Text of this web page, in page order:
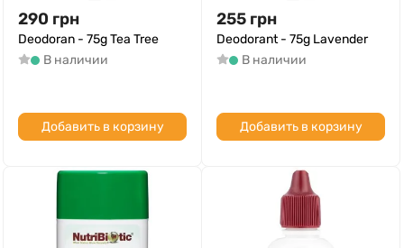
290 грн
Deodoran - 75g Tea Tree
В наличии
Добавить в корзину
255 грн
Deodorant - 75g Lavender
В наличии
Добавить в корзину